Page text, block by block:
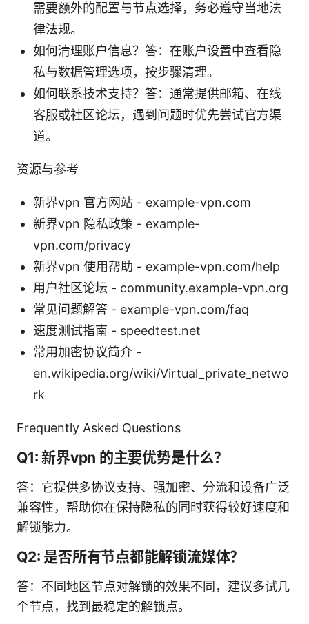
需要额外的配置与节点选择，务必遵守当地法
律法规。
如何清理账户信息？答：在账户设置中查看隐
私与数据管理选项，按步骤清理。
如何联系技术支持？答：通常提供邮箱、在线
客服或社区论坛，遇到问题时优先尝试官方渠
道。
资源与参考
新界vpn 官方网站 - example-vpn.com
新界vpn 隐私政策 - example-
vpn.com/privacy
新界vpn 使用帮助 - example-vpn.com/help
用户社区论坛 - community.example-vpn.org
常见问题解答 - example-vpn.com/faq
速度测试指南 - speedtest.net
常用加密协议简介 -
en.wikipedia.org/wiki/Virtual_private_netwo
rk
Frequently Asked Questions
Q1: 新界vpn 的主要优势是什么？
答：它提供多协议支持、强加密、分流和设备广泛
兼容性，帮助你在保持隐私的同时获得较好速度和
解锁能力。
Q2: 是否所有节点都能解锁流媒体？
答：不同地区节点对解锁的效果不同，建议多试几
个节点，找到最稳定的解锁点。